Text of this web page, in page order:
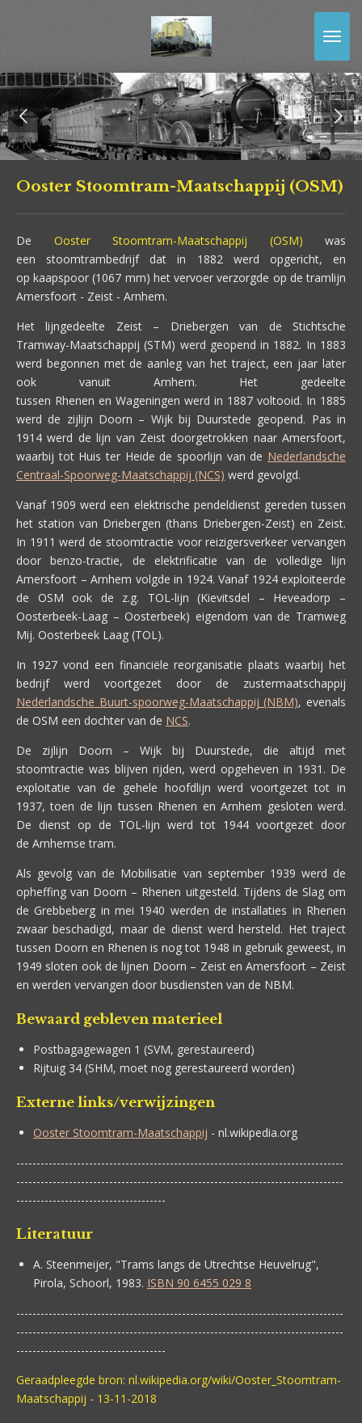
de
hoofdinhoud
Ooster Stoomtram-Maatschappij (OSM)
De Ooster Stoomtram-Maatschappij (OSM) was
een stoomtrambedrijf dat in 1882 werd opgericht, en
op kaapspoor (1067 mm) het vervoer verzorgde op de tramlijn
Amersfoort - Zeist - Arnhem.
Het lijngedeelte Zeist – Driebergen van de Stichtsche
Tramway-Maatschappij (STM) werd geopend in 1882. In 1883
werd begonnen met de aanleg van het traject, een jaar later
ook vanuit Arnhem. Het gedeelte
tussen Rhenen en Wageningen werd in 1887 voltooid. In 1885
werd de zijlijn Doorn – Wijk bij Duurstede geopend. Pas in
1914 werd de lijn van Zeist doorgetrokken naar Amersfoort,
waarbij tot Huis ter Heide de spoorlijn van de Nederlandsche
Centraal-Spoorweg-Maatschappij (NCS) werd gevolgd.
Vanaf 1909 werd een elektrische pendeldienst gereden tussen
het station van Driebergen (thans Driebergen-Zeist) en Zeist.
In 1911 werd de stoomtractie voor reizigersverkeer vervangen
door benzo-tractie, de elektrificatie van de volledige lijn
Amersfoort – Arnhem volgde in 1924. Vanaf 1924 exploiteerde
de OSM ook de z.g. TOL-lijn (Kievitsdel – Heveadorp –
Oosterbeek-Laag – Oosterbeek) eigendom van de Tramweg
Mij. Oosterbeek Laag (TOL).
In 1927 vond een financiële reorganisatie plaats waarbij het
bedrijf werd voortgezet door de zustermaatschappij
Nederlandsche Buurt-spoorweg-Maatschappij (NBM), evenals
de OSM een dochter van de NCS.
De zijlijn Doorn – Wijk bij Duurstede, die altijd met
stoomtractie was blijven rijden, werd opgeheven in 1931. De
exploitatie van de gehele hoofdlijn werd voortgezet tot in
1937, toen de lijn tussen Rhenen en Arnhem gesloten werd.
De dienst op de TOL-lijn werd tot 1944 voortgezet door
de Arnhemse tram.
Als gevolg van de Mobilisatie van september 1939 werd de
opheffing van Doorn – Rhenen uitgesteld. Tijdens de Slag om
de Grebbeberg in mei 1940 werden de installaties in Rhenen
zwaar beschadigd, maar de dienst werd hersteld. Het traject
tussen Doorn en Rhenen is nog tot 1948 in gebruik geweest, in
1949 sloten ook de lijnen Doorn – Zeist en Amersfoort – Zeist
en werden vervangen door busdiensten van de NBM.
Bewaard gebleven materieel
Postbagagewagen 1 (SVM, gerestaureerd)
Rijtuig 34 (SHM, moet nog gerestaureerd worden)
Externe links/verwijzingen
Ooster Stoomtram-Maatschappij - nl.wikipedia.org
---------------------------------------------------------------------------------
---------------------------------------------------------------------------------
-------------------------------------
Literatuur
A. Steenmeijer, "Trams langs de Utrechtse Heuvelrug",
Pirola, Schoorl, 1983. ISBN 90 6455 029 8
---------------------------------------------------------------------------------
---------------------------------------------------------------------------------
-------------------------------------
Geraadpleegde bron: nl.wikipedia.org/wiki/Ooster_Stoomtram-
Maatschappij - 13-11-2018